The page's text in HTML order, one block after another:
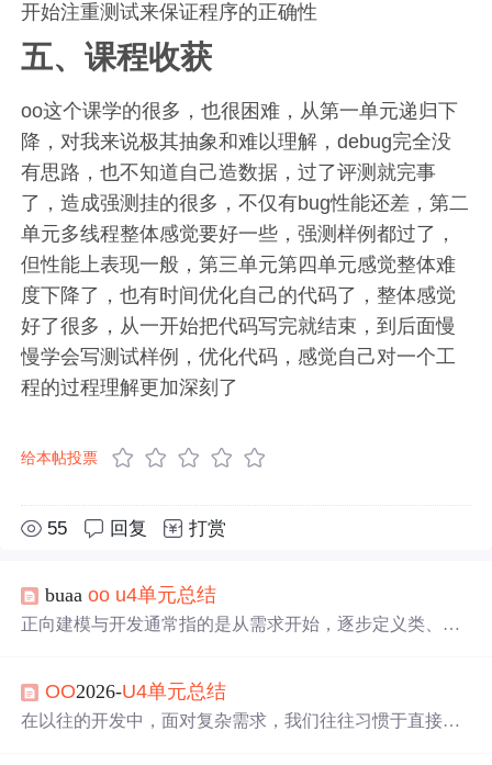
开始注重测试来保证程序的正确性
五、课程收获
oo这个课学的很多，也很困难，从第一单元递归下
降，对我来说极其抽象和难以理解，debug完全没
有思路，也不知道自己造数据，过了评测就完事
了，造成强测挂的很多，不仅有bug性能还差，第二
单元多线程整体感觉要好一些，强测样例都过了，
但性能上表现一般，第三单元第四单元感觉整体难
度下降了，也有时间优化自己的代码了，整体感觉
好了很多，从一开始把代码写完就结束，到后面慢
慢学会写测试样例，优化代码，感觉自己对一个工
程的过程理解更加深刻了
给本帖投票
55 回复 打赏
buaaoo u4单元总结
正向建模与开发通常指的是从需求开始，逐步定义类、对
先本单元架构上面我采用了三个类:Main、Mysystem、Use
r。其中User代表管理学生的类而Mysystem是代码主要实现
OO2026-U4单元总结
在以往的开发中，面对复杂需求，我们往往习惯于直接动